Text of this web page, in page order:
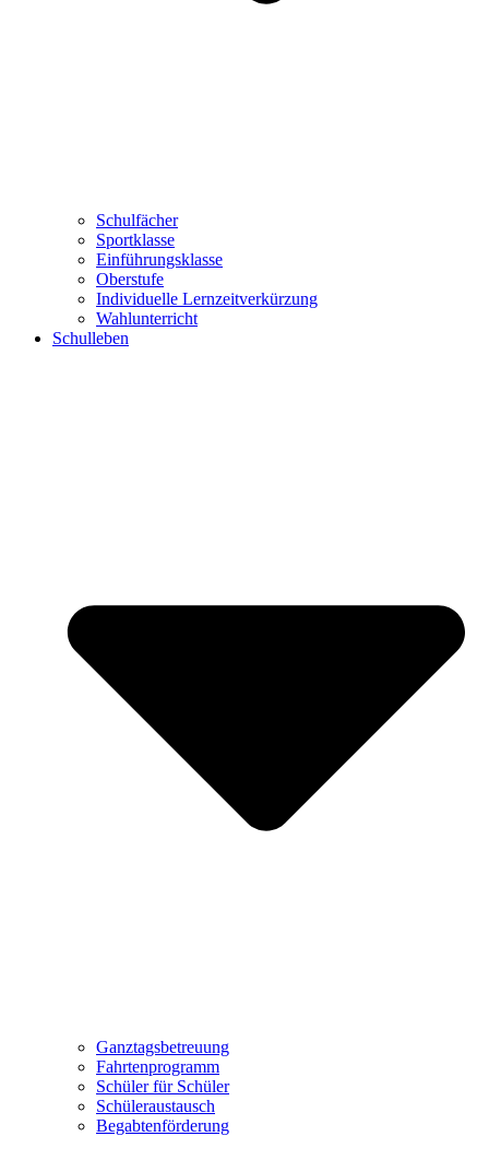
Schulfächer
Sportklasse
Einführungsklasse
Oberstufe
Individuelle Lernzeitverkürzung
Wahlunterricht
Schulleben
Ganztagsbetreuung
Fahrtenprogramm
Schüler für Schüler
Schüleraustausch
Begabtenförderung